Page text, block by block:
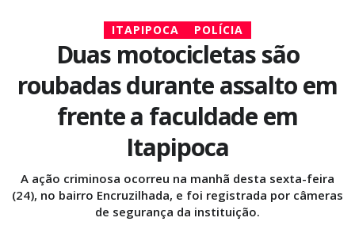
ITAPIPOCA POLÍCIA
Duas motocicletas são
roubadas durante assalto em
frente a faculdade em
Itapipoca
A ação criminosa ocorreu na manhã desta sexta-feira
(24), no bairro Encruzilhada, e foi registrada por câmeras
de segurança da instituição.